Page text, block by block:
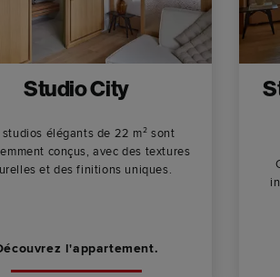
Studio City
studios élégants de 22 m² sont
conçus, avec des textures
et des finitions uniques.
l'appartement.